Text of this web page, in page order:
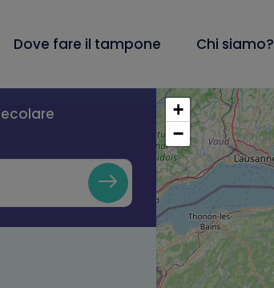
Dove fare il tampone Chi siamo?
+
−